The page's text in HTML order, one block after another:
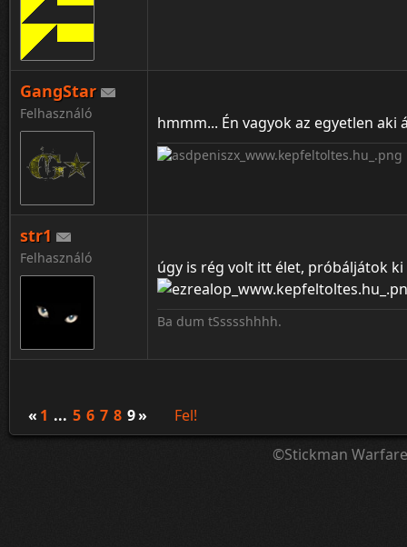
GangStar
Felhasználó hmmm... Én vagyok az egyetlen
str1
Felhasználó úgy is rég volt itt élet, próbáljátok
Ba dum tSsssshhhh.
« 1 ... 5 6 7 8 9»
Fel!
©Stickman Warfare